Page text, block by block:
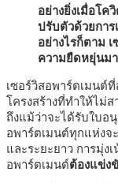
อย่างยิ่งเมื่อโ
ปรับตัวด้วยกา
อย่างไรก็ตาม
ความยืดหยุ่นม
เซอร์วิสอพาร์ตเมนต์
โครงสร้างที่ทำให้ไม่
ถึงแม้ว่าจะได้รับใบอ
อพาร์ตเมนต์ทุกแห่งจ
และระยะยาว การมุ่ง
อพาร์ตเมนต์ต้องแข่ง